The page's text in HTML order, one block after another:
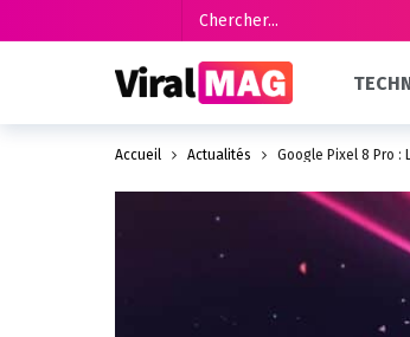
Accueil Actualités Google Pixel 8 Pro :